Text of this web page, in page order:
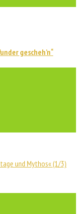
gescheh’n“
und Mythos« (1/3)